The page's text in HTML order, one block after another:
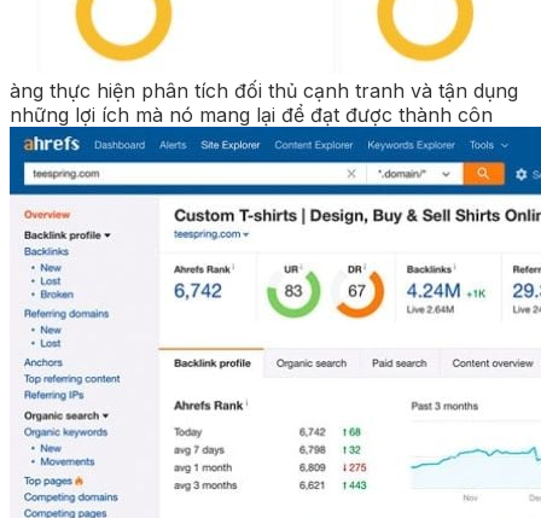
àng thực hiện phân tích đối thủ cạnh tranh và tận dụng
những lợi ích mà nó mang lại để đạt được thành côn